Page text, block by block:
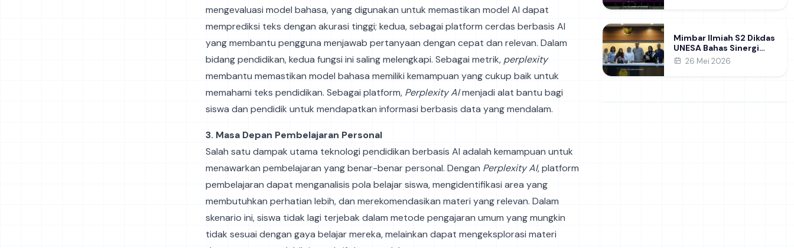
mengevaluasi model bahasa, yang digunakan untuk memastikan model AI dapat
memprediksi teks dengan akurasi tinggi; kedua, sebagai platform cerdas berbasis AI
yang membantu pengguna menjawab pertanyaan dengan cepat dan relevan. Dalam
bidang pendidikan, kedua fungsi ini saling melengkapi. Sebagai metrik, perplexity
membantu memastikan model bahasa memiliki kemampuan yang cukup baik untuk
memahami teks pendidikan. Sebagai platform, Perplexity AImenjadi alat bantu bagi
siswa dan pendidik untuk mendapatkan informasi berbasis data yang mendalam.
3. Masa Depan Pembelajaran Personal
Salah satu dampak utama teknologi pendidikan berbasis AI adalah kemampuan untuk
menawarkan pembelajaran yang benar-benar personal. Dengan Perplexity AI, platform
pembelajaran dapat menganalisis pola belajar siswa, mengidentifikasi area yang
membutuhkan perhatian lebih, dan merekomendasikan materi yang relevan. Dalam
skenario ini, siswa tidak lagi terjebak dalam metode pengajaran umum yang mungkin
tidak sesuai dengan gaya belajar mereka, melainkan dapat mengeksplorasi materi
Mimbar Ilmiah S2 Dikdas
UNESA Bahas Sinergi
Kebijakan dan
26 Mei 2026